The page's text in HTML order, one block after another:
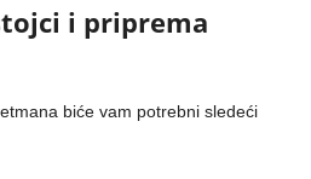
i priprema
biće vam potrebni sledeći